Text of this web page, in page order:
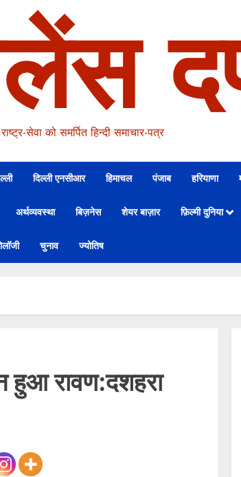
राष्ट्र-सेवा को समर्पित हिन्दी समाचार-पत्र
दिल्ली एनसीआर हिमाचल पंजाब हरियाणा
अर्थव्यवस्था बिज़नेस शेयर बाज़ार फ़िल्मी दुनिया
चुनाव ज्योतिष
हुआ रावण:दशहरा